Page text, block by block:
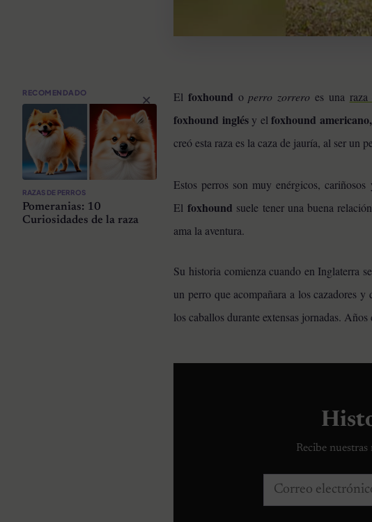
×
RECOMENDADO
RAZAS DE PERROS
Pomeranias: 10
Curiosidades de la raza
El foxhound o perro zorreroes una
foxhound inglésy el foxhound
creó esta raza es la caza de jauría, al ser un
Estos perros son muy enérgicos,
El foxhound suele tener una buena
ama la aventura.
Su historia comienza cuando en Inglaterra
un perro que acompañara a los cazadores
los caballos durante extensas jornadas.
Recibe
Correo electrónico